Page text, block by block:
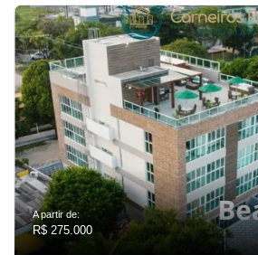
A partir de:
R$ 275.000